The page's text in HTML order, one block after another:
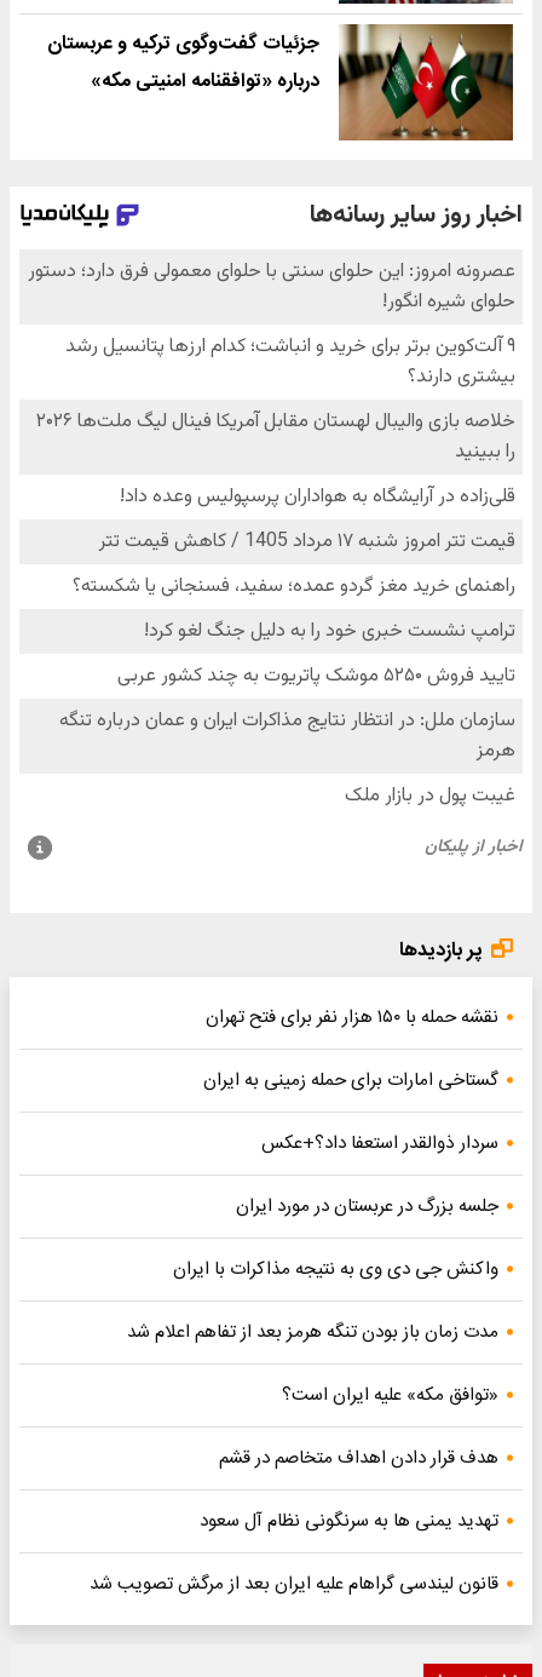
جزئیات گفت‌وگوی ترکیه و عربستان
درباره «توافقنامه امنیتی مکه»
پر بازدیدها
نقشه حمله با ۱۵۰ هزار نفر برای فتح تهران
گستاخی امارات برای حمله زمینی به ایران
سردار ذوالقدر استعفا داد؟+عکس
جلسه بزرگ در عربستان در مورد ایران
واکنش جی دی وی به نتیجه مذاکرات با ایران
مدت زمان باز بودن تنگه هرمز بعد از تفاهم اعلام شد
«توافق مکه» علیه ایران است؟
هدف قرار دادن اهداف متخاصم در قشم
تهدید یمنی ها به سرنگونی نظام آل سعود
قانون لیندسی گراهام علیه ایران بعد از مرگش تصویب شد